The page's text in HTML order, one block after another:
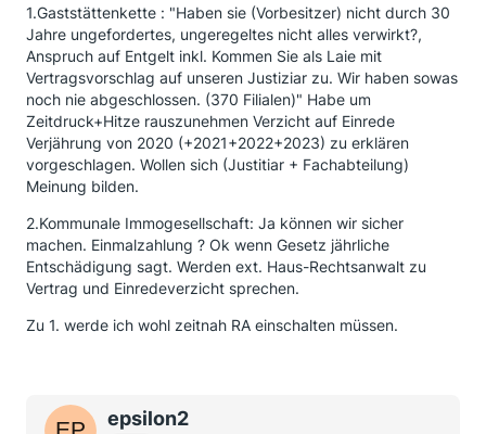
1.Gaststättenkette : "Haben sie (Vorbesitzer) nicht durch 30
Jahre ungefordertes, ungeregeltes nicht alles verwirkt?,
Anspruch auf Entgelt inkl. Kommen Sie als Laie mit
Vertragsvorschlag auf unseren Justiziar zu. Wir haben sowas
noch nie abgeschlossen. (370 Filialen)" Habe um
Zeitdruck+Hitze rauszunehmen Verzicht auf Einrede
Verjährung von 2020 (+2021+2022+2023) zu erklären
vorgeschlagen. Wollen sich (Justitiar + Fachabteilung)
Meinung bilden.
2.Kommunale Immogesellschaft: Ja können wir sicher
machen. Einmalzahlung ? Ok wenn Gesetz jährliche
Entschädigung sagt. Werden ext. Haus-Rechtsanwalt zu
Vertrag und Einredeverzicht sprechen.
Zu 1. werde ich wohl zeitnah RA einschalten müssen.
epsilon2